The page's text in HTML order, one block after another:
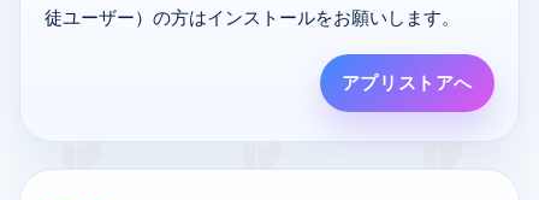
徒ユーザー）の方はインストールをお願いします。
アプリストアへ